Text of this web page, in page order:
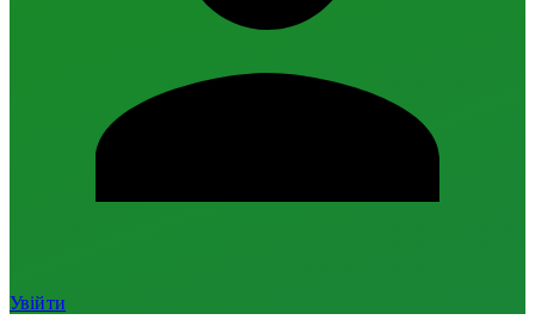
Увійти